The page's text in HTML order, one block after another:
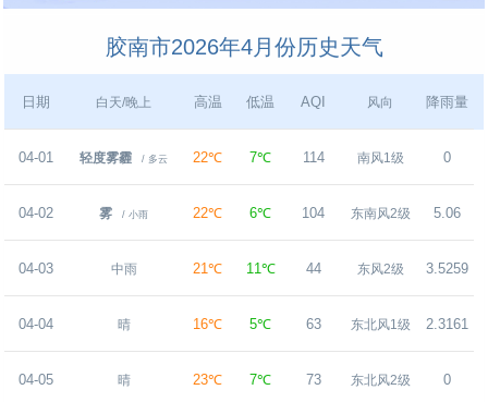
胶南市2026年4月份历史天气
日期 白天/晚上 高温 低温 AQI 风向 降雨量
04-01 轻度雾霾 / 多云 22℃ 7℃ 114 南风1级 0
04-02 雾 / 小雨 22℃ 6℃ 104 东南风2级 5.06
04-03 中雨 21℃ 11℃ 44 东风2级 3.5259
04-04 晴 16℃ 5℃ 63 东北风1级 2.3161
04-05 晴 23℃ 7℃ 73 东北风2级 0